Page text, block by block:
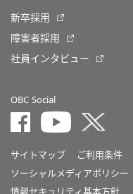
新卒採用
障害者採用
社員インタビュー
OBC Social
サイトマップ ご利用条件
ソーシャルメディアポリシー
情報セキュリティ基本方針